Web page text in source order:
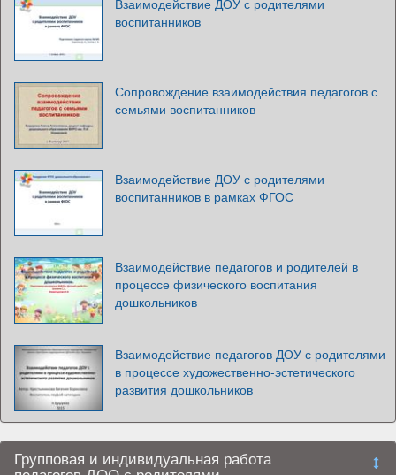
Взаимодействие ДОУ с родителями
воспитанников
Сопровождение взаимодействия педагогов с
семьями воспитанников
Взаимодействие ДОУ с родителями
воспитанников в рамках ФГОС
Взаимодействие педагогов и родителей в
процессе физического воспитания
дошкольников
Взаимодействие педагогов ДОУ с родителями
в процессе художественно-эстетического
развития дошкольников
Групповая и индивидуальная работа